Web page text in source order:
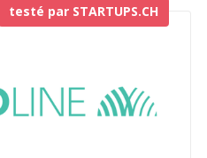
testé par STARTUPS.CH